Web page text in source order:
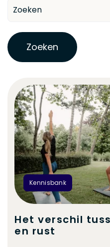
Kennisbank
Het verschil
en rust
Zoeken